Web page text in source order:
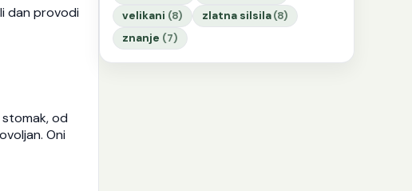
dan provodi
od
Oni
velikani (8) zlatna silsila (8)
znanje (7)